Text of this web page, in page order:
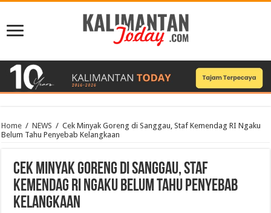
Home / NEWS / Cek Minyak Goreng di Sanggau, Staf Kemendag RI Ngaku
Belum Tahu Penyebab Kelangkaan
Cek Minyak Goreng di Sanggau, Staf
Kemendag RI Ngaku Belum Tahu Penyebab
Kelangkaan